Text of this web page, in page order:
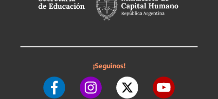
¡Seguinos!